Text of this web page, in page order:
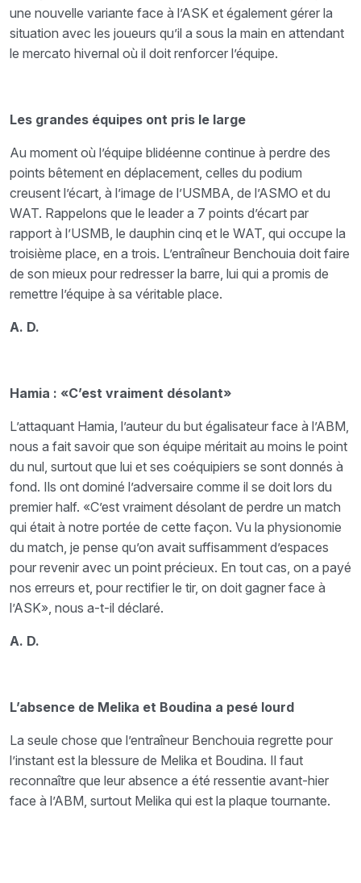
une nouvelle variante face à l’ASK et également gérer la
situation avec les joueurs qu’il a sous la main en attendant
le mercato hivernal où il doit renforcer l’équipe.
Les grandes équipes ont pris le large
Au moment où l’équipe blidéenne continue à perdre des
points bêtement en déplacement, celles du podium
creusent l’écart, à l’image de l’USMBA, de l’ASMO et du
WAT. Rappelons que le leader a 7 points d’écart par
rapport à l’USMB, le dauphin cinq et le WAT, qui occupe la
troisième place, en a trois. L’entraîneur Benchouia doit faire
de son mieux pour redresser la barre, lui qui a promis de
remettre l’équipe à sa véritable place.
A. D.
Hamia : «C’est vraiment désolant»
L’attaquant Hamia, l’auteur du but égalisateur face à l’ABM,
nous a fait savoir que son équipe méritait au moins le point
du nul, surtout que lui et ses coéquipiers se sont donnés à
fond. Ils ont dominé l’adversaire comme il se doit lors du
premier half. «C’est vraiment désolant de perdre un match
qui était à notre portée de cette façon. Vu la physionomie
du match, je pense qu’on avait suffisamment d’espaces
pour revenir avec un point précieux. En tout cas, on a payé
nos erreurs et, pour rectifier le tir, on doit gagner face à
l’ASK», nous a-t-il déclaré.
A. D.
L’absence de Melika et Boudina a pesé lourd
La seule chose que l’entraîneur Benchouia regrette pour
l’instant est la blessure de Melika et Boudina. Il faut
reconnaître que leur absence a été ressentie avant-hier
face à l’ABM, surtout Melika qui est la plaque tournante.